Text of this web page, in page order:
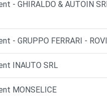
- GHIRALDO & AUTOIN
- GRUPPO FERRARI -
INAUTO SRL
MONSELICE